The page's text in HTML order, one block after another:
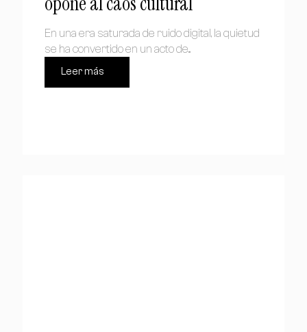
En una era saturada de ruido digital, la quietud
se ha convertido en un acto de...
Leer más